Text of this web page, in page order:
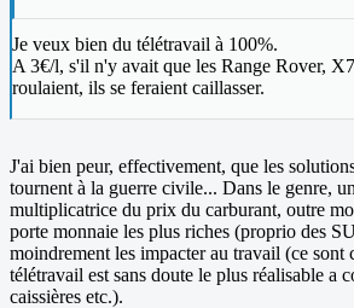
Je veux bien du télétravail à 100%.
A 3€/l, s'il n'y avait que les Range Rover,
roulaient, ils se feraient caillasser.
J'ai bien peur, effectivement, que les
tournent à la guerre civile... Dans le genre,
multiplicatrice du prix du carburant, outre
porte monnaie les plus riches (proprio des
moindrement les impacter au travail (ce sont
télétravail est sans doute le plus réalisable a
caissières etc.).